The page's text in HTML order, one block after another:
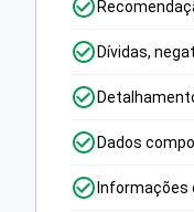
Dívidas,
Dados
Informações